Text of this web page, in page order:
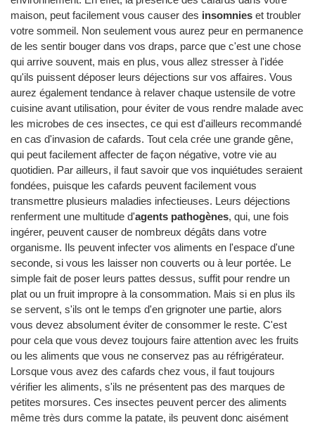
maison, peut facilement vous causer des insomnies et troubler
votre sommeil. Non seulement vous aurez peur en permanence
de les sentir bouger dans vos draps, parce que c'est une chose
qui arrive souvent, mais en plus, vous allez stresser à l'idée
qu'ils puissent déposer leurs déjections sur vos affaires. Vous
aurez également tendance à relaver chaque ustensile de votre
cuisine avant utilisation, pour éviter de vous rendre malade avec
les microbes de ces insectes, ce qui est d'ailleurs recommandé
en cas d'invasion de cafards. Tout cela crée une grande gêne,
qui peut facilement affecter de façon négative, votre vie au
quotidien. Par ailleurs, il faut savoir que vos inquiétudes seraient
fondées, puisque les cafards peuvent facilement vous
transmettre plusieurs maladies infectieuses. Leurs déjections
renferment une multitude d'agents pathogènes, qui, une fois
ingérer, peuvent causer de nombreux dégâts dans votre
organisme. Ils peuvent infecter vos aliments en l'espace d'une
seconde, si vous les laisser non couverts ou à leur portée. Le
simple fait de poser leurs pattes dessus, suffit pour rendre un
plat ou un fruit impropre à la consommation. Mais si en plus ils
se servent, s'ils ont le temps d'en grignoter une partie, alors
vous devez absolument éviter de consommer le reste. C'est
pour cela que vous devez toujours faire attention avec les fruits
ou les aliments que vous ne conservez pas au réfrigérateur.
Lorsque vous avez des cafards chez vous, il faut toujours
vérifier les aliments, s'ils ne présentent pas des marques de
petites morsures. Ces insectes peuvent percer des aliments
même très durs comme la patate, ils peuvent donc aisément